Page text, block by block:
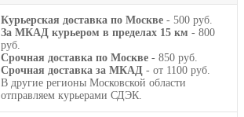
Курьерская доставка по Москве - 500 руб.
За МКАД курьером в пределах 15 км - 800
руб.
Срочная доставка по Москве - 850 руб.
Срочная доставка за МКАД - от 1100 руб.
В другие регионы Московской области
отправляем курьерами СДЭК.